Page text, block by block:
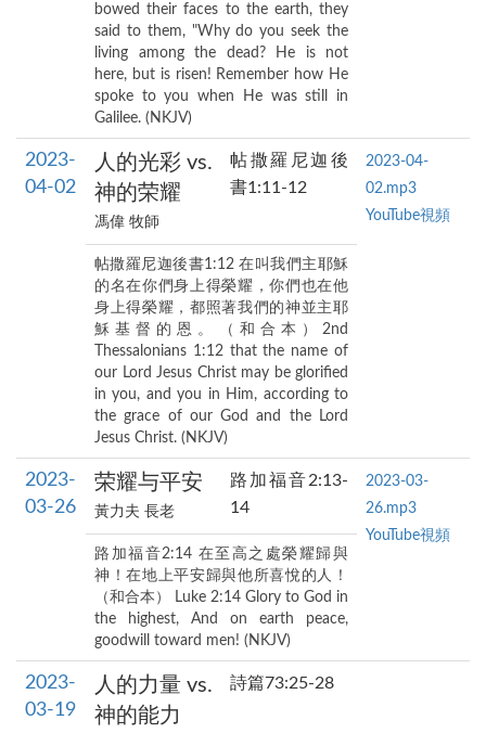
bowed their faces to the earth, they
said to them, "Why do you seek the
living among the dead? He is not
here, but is risen! Remember how He
spoke to you when He was still in
Galilee. (NKJV)
2023-
04-02
人的光彩 vs.
神的荣耀
馮偉 牧師
帖撒羅尼迦後
書1:11-12
2023-04-
02.mp3
YouTube視頻
帖撒羅尼迦後書1:12 在叫我們主耶穌
的名在你們身上得榮耀，你們也在他
身上得榮耀，都照著我們的神並主耶
穌基督的恩。（和合本）2nd
Thessalonians 1:12 that the name of
our Lord Jesus Christ may be glorified
in you, and you in Him, according to
the grace of our God and the Lord
Jesus Christ. (NKJV)
2023-
03-26
荣耀与平安
黃力夫 長老
路加福音2:13-
14
2023-03-
26.mp3
YouTube視頻
路加福音2:14 在至高之處榮耀歸與
神！在地上平安歸與他所喜悅的人！
（和合本） Luke 2:14 Glory to God in
the highest, And on earth peace,
goodwill toward men! (NKJV)
2023-
03-19
人的力量 vs.
神的能力
詩篇73:25-28